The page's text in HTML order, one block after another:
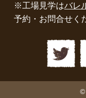
※工場見学はバレ
予約・お問合せく
©